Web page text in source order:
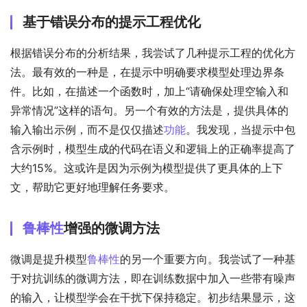
基于错误分布的提示工程优化
根据错误分布的分析结果，我尝试了几种提示工程的优化方
法。最有效的一种是，在提示中明确要求模型处理边界条
件。比如，在描述一个函数时，加上“请确保处理空输入和
异常情况”这样的语句。另一个有效的方法是，提供具体的
输入输出示例，而不是仅仅描述功能。我发现，当提示中包
含示例时，模型生成的代码在语义和逻辑上的正确率提高了
大约15%。这或许是因为示例为模型提供了更具体的上下
文，帮助它更好地理解任务要求。
鲁棒性增强的微调方法
微调是提升模型鲁棒性的另一个重要方向。我尝试了一种基
于对抗训练的微调方法，即在训练数据中加入一些带有噪声
的输入，让模型学会在干扰下保持稳定。初步结果显示，这